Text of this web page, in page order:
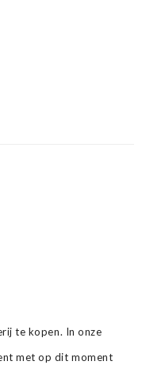
te kopen. In onze
met op dit moment